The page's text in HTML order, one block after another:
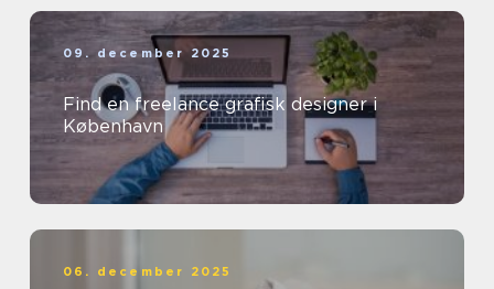
09. december 2025
Find en freelance grafisk designer i
København
06. december 2025